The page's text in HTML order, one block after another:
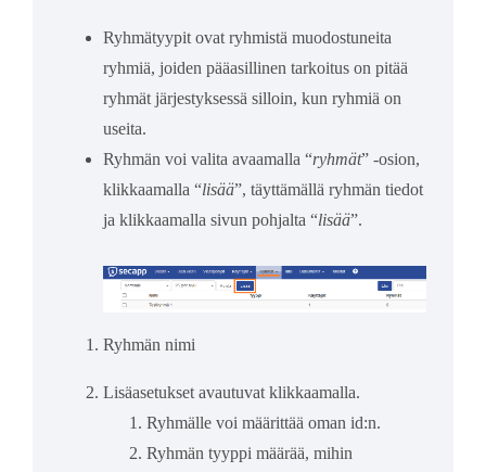
Ryhmätyypit ovat ryhmistä muodostuneita
ryhmiä, joiden pääasillinen tarkoitus on pitää
ryhmät järjestyksessä silloin, kun ryhmiä on
useita.
Ryhmän voi valita avaamalla “ryhmät” -osion,
klikkaamalla “lisää”, täyttämällä ryhmän tiedot
ja klikkaamalla sivun pohjalta “lisää”.
Ryhmän nimi
Lisäasetukset avautuvat klikkaamalla.
Ryhmälle voi määrittää oman id:n.
Ryhmän tyyppi määrää, mihin